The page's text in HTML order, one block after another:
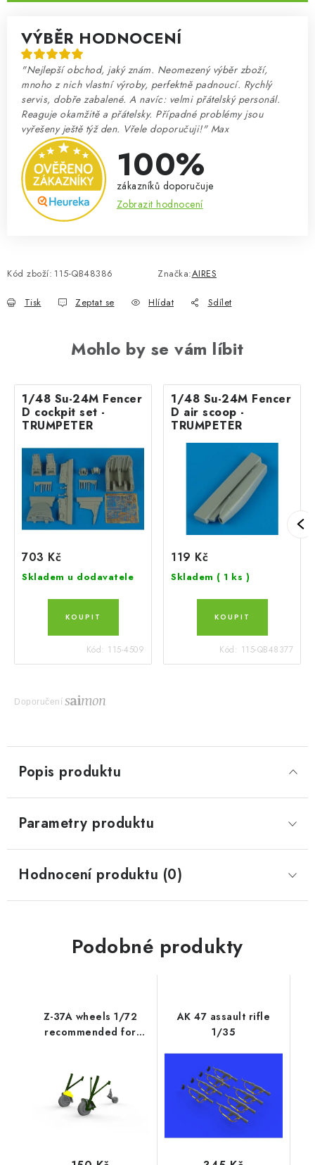
VÝBĚR HODNOCENÍ
"Nejlepší obchod, jaký znám. Neomezený výběr zboží,
mnoho z nich vlastní výroby, perfektně padnoucí. Rychlý
servis, dobře zabalené. A navíc: velmi přátelský personál.
Reaguje okamžitě a přátelsky. Případné problémy jsou
vyřešeny ještě týž den. Vřele doporučuji!" Max
100%
zákazníků doporučuje
Zobrazit hodnocení
Kód zboží: 115-QB48386 Značka:AIRES
Tisk Zeptat se Hlídat Sdílet
Mohlo by se vám líbit
1/48 Su-24M Fencer
D cockpit set -
TRUMPETER
703 Kč
Skladem u dodavatele
Kód: 115-4509
1/48 Su-24M Fencer
D air scoop -
TRUMPETER
119 Kč
Skladem ( 1 ks )
Kód: 115-QB48377
Doporučení
Popis produktu
Parametry produktu
Hodnocení produktu (0)
Podobné produkty
Z-37A wheels 1/72
recommended for
AK 47 assault rifle
1/35